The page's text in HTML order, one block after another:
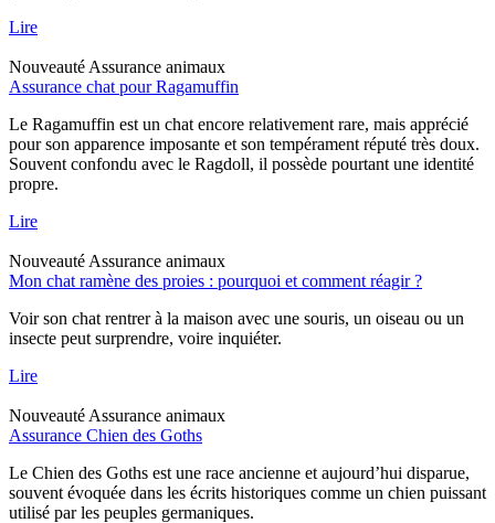
Lire
Nouveauté Assurance animaux
Assurance chat pour Ragamuffin
Le Ragamuffin est un chat encore relativement rare, mais apprécié
pour son apparence imposante et son tempérament réputé très doux.
Souvent confondu avec le Ragdoll, il possède pourtant une identité
propre.
Lire
Nouveauté Assurance animaux
Mon chat ramène des proies : pourquoi et comment réagir ?
Voir son chat rentrer à la maison avec une souris, un oiseau ou un
insecte peut surprendre, voire inquiéter.
Lire
Nouveauté Assurance animaux
Assurance Chien des Goths
Le Chien des Goths est une race ancienne et aujourd’hui disparue,
souvent évoquée dans les écrits historiques comme un chien puissant
utilisé par les peuples germaniques.